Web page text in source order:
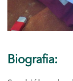
Biografia: